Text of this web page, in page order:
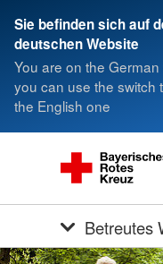
Sie befinden sich auf
deutschen Website
You are on the German
you can use the switch
the English one
Betreutes